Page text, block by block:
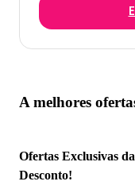
A melhores
Ofertas Exclusivas
Desconto!